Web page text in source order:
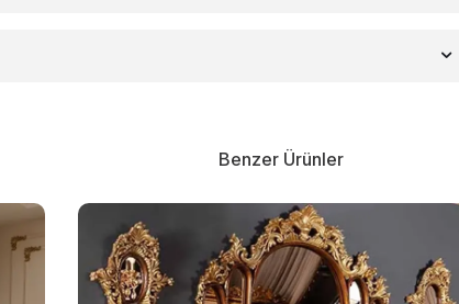
Benzer Ürünler